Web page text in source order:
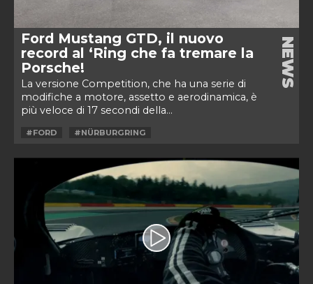
Ford Mustang GTD, il nuovo
record al ‘Ring che fa tremare la
Porsche!
La versione Competition, che ha una serie di
modifiche a motore, assetto e aerodinamica, è
più veloce di 17 secondi della...
NEWS
#FORD #NÜRBURGRING